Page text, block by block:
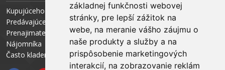
základnej funkčnosti webovej
stránky, pre lepší zážitok na
webe, na meranie vášho záujmu o
naše produkty a služby a na
prispôsobenie marketingových
interakcií, na zobrazovanie reklám
Kupujúceho
Predávajúceho
Prenajimateľa
Nájomníka
Často kladené otázky FAQ